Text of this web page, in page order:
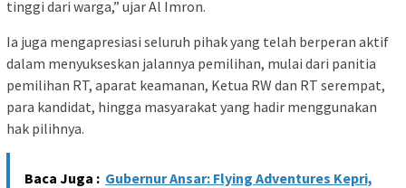
tinggi dari warga,” ujar Al Imron.
Ia juga mengapresiasi seluruh pihak yang telah berperan aktif
dalam menyukseskan jalannya pemilihan, mulai dari panitia
pemilihan RT, aparat keamanan, Ketua RW dan RT serempat,
para kandidat, hingga masyarakat yang hadir menggunakan
hak pilihnya.
Baca Juga : Gubernur Ansar: Flying Adventures Kepri,